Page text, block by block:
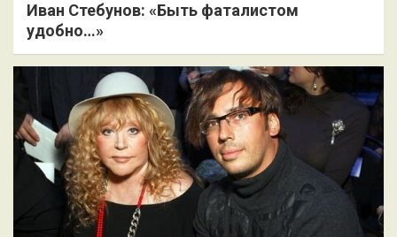
Иван Стебунов: «Быть фаталистом
удобно…»